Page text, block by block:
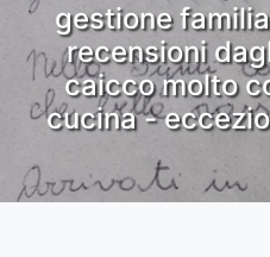
gestione
recensioni
caicco molto
cucina -